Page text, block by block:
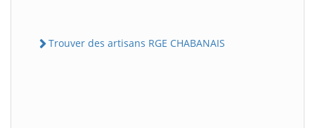
Trouver des artisans RGE CHABANAIS